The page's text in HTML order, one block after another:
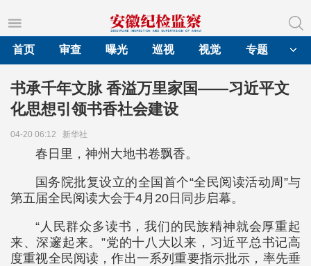
首页
审查 曝光 巡视 视觉 专题
书承千年文脉 香溢万里家国——习近平文
化思想引领书香社会建设
04-20 06:12 新华社
春日里，神州大地书卷飘香。
国务院批复设立的全国首个“全民阅读活动周”与
第五届全民阅读大会于4月20日同步启幕。
“人民群众多读书，我们的民族精神就会厚重起
来、深邃起来。”党的十八大以来，习近平总书记高
度重视全民阅读，作出一系列重要指示批示，率先垂